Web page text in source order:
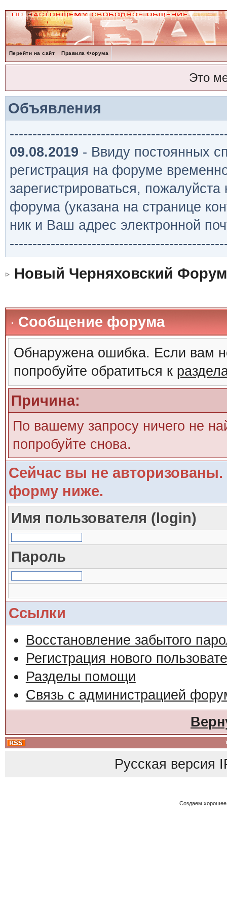
Перейти на сайт Правила Форума
Это
Объявления
09.08.2019 - Ввиду постоянных
регистрация на форуме
зарегистрироваться,
форума (указана на странице
ник и Ваш адрес электронной
Новый Черняховский Форум
Сообщение форума
Обнаружена ошибка. Если вам
попробуйте обратиться к
Причина:
По вашему запросу ничего не
попробуйте снова.
Сейчас вы не авторизованы.
форму ниже.
Имя пользователя (login)
Пароль
Ссылки
Восстановление забытого
Регистрация нового
Разделы помощи
Связь с администрацией
Русская версия
Создаем